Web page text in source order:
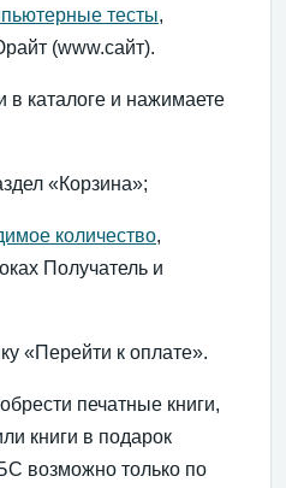
тесты,
(www.сайт).
в каталоге и нажимаете
«Корзина»;
количество,
Получатель и
«Перейти к оплате».
печатные книги,
книги в подарок
возможно только по